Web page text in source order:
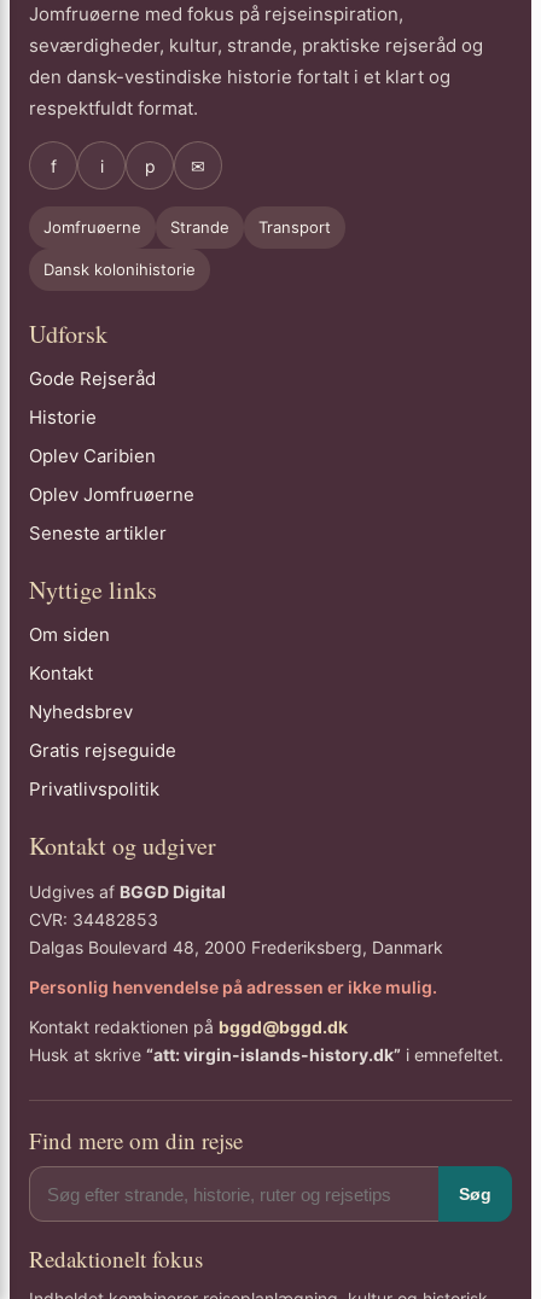
Jomfruøerne med fokus på rejseinspiration,
seværdigheder, kultur, strande, praktiske rejseråd og
den dansk-vestindiske historie fortalt i et klart og
respektfuldt format.
f i p ✉
Jomfruøerne Strande Transport
Dansk kolonihistorie
Udforsk
Gode Rejseråd
Historie
Oplev Caribien
Oplev Jomfruøerne
Seneste artikler
Nyttige links
Om siden
Kontakt
Nyhedsbrev
Gratis rejseguide
Privatlivspolitik
Kontakt og udgiver
Udgives af BGGD Digital
CVR: 34482853
Dalgas Boulevard 48, 2000 Frederiksberg, Danmark
Personlig henvendelse på adressen er ikke mulig.
Kontakt redaktionen på bggd@bggd.dk
Husk at skrive “att: virgin-islands-history.dk” i emnefeltet.
Find mere om din rejse
Søg
Redaktionelt fokus